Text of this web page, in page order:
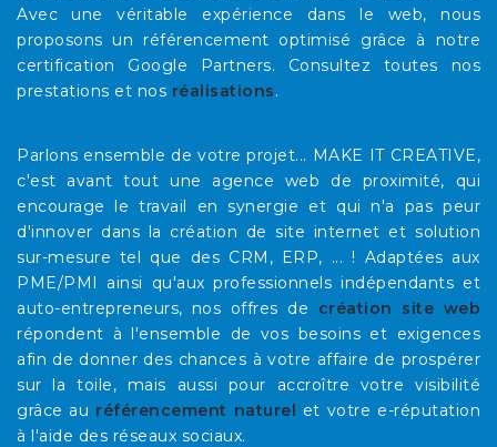
Avec une véritable expérience dans le web, nous
proposons un référencement optimisé grâce à notre
certification Google Partners. Consultez toutes nos
prestations et nos réalisations.
Parlons ensemble de votre projet... MAKE IT CREATIVE,
c'est avant tout une agence web de proximité, qui
encourage le travail en synergie et qui n'a pas peur
d'innover dans la création de site internet et solution
sur-mesure tel que des CRM, ERP, ... ! Adaptées aux
PME/PMI ainsi qu'aux professionnels indépendants et
auto-entrepreneurs, nos offres de création site web
répondent à l'ensemble de vos besoins et exigences
afin de donner des chances à votre affaire de prospérer
sur la toile, mais aussi pour accroître votre visibilité
grâce au référencement naturel et votre e-réputation
à l'aide des réseaux sociaux.